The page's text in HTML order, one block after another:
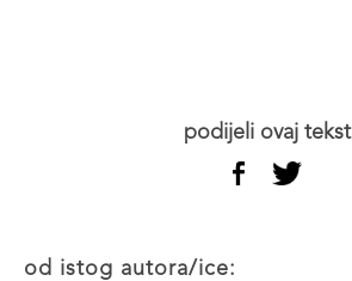
podijeli ovaj tekst
od istog autora/ice: